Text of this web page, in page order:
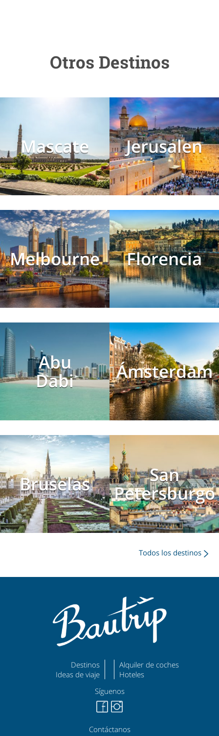
Otros Destinos
Mascate Jerusalen
Melbourne Florencia
Abu
Dabi
Ámsterdam
Bruselas
San
Petersburgo
Todos los destinos
Destinos
Ideas de viaje
Alquiler de coches
Hoteles
Síguenos
Contáctanos